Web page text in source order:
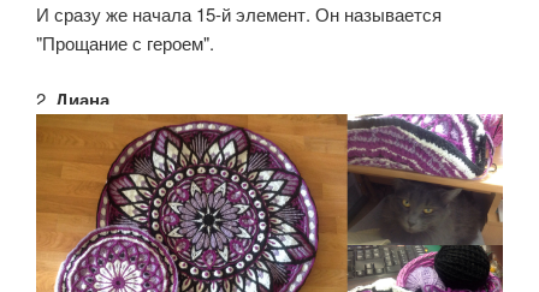
И сразу же начала 15-й элемент. Он называется
"Прощание с героем".
2. Диана